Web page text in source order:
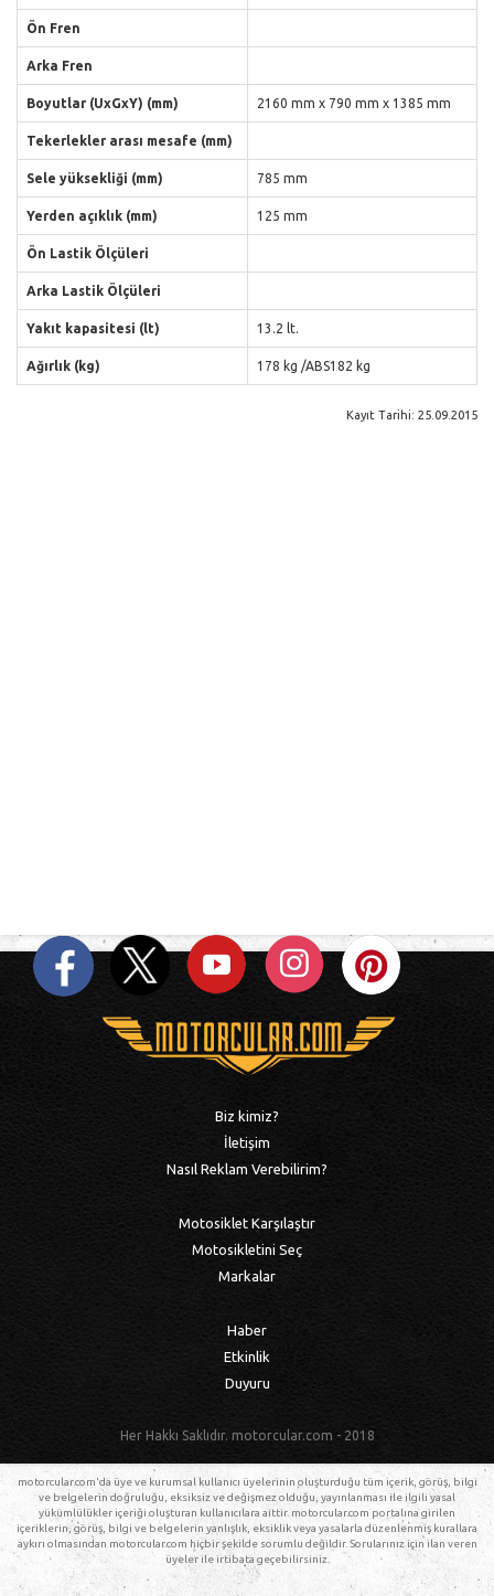
Ön Fren
Arka Fren
Boyutlar (UxGxY) (mm) 2160 mm x 790 mm x 1385 mm
Tekerlekler arası mesafe (mm)
Sele yüksekliği (mm) 785 mm
Yerden açıklık (mm) 125 mm
Ön Lastik Ölçüleri
Arka Lastik Ölçüleri
Yakıt kapasitesi (lt) 13.2 lt.
Ağırlık (kg) 178 kg /ABS182 kg
Kayıt Tarihi: 25.09.2015
Biz kimiz?
İletişim
Nasıl Reklam Verebilirim?
Motosiklet Karşılaştır
Motosikletini Seç
Markalar
Haber
Etkinlik
Duyuru
Her Hakkı Saklıdır. motorcular.com - 2018
motorcular.com'da üye ve kurumsal kullanıcı üyelerinin oluşturduğu tüm içerik, görüş, bilgi
ve belgelerin doğruluğu, eksiksiz ve değişmez olduğu, yayınlanması ile ilgili yasal
yükümlülükler içeriği oluşturan kullanıcılara aittir. motorcular.com portalına girilen
içeriklerin, görüş, bilgi ve belgelerin yanlışlık, eksiklik veya yasalarla düzenlenmiş kurallara
aykırı olmasından motorcular.com hiçbir şekilde sorumlu değildir. Sorularınız için ilan veren
üyeler ile irtibata geçebilirsiniz.